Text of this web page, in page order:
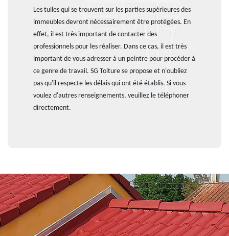
Les tuiles qui se trouvent sur les parties supérieures des
immeubles devront nécessairement être protégées. En
effet, il est très important de contacter des
professionnels pour les réaliser. Dans ce cas, il est très
important de vous adresser à un peintre pour procéder à
ce genre de travail. SG Toiture se propose et n'oubliez
pas qu'il respecte les délais qui ont été établis. Si vous
voulez d'autres renseignements, veuillez le téléphoner
directement.